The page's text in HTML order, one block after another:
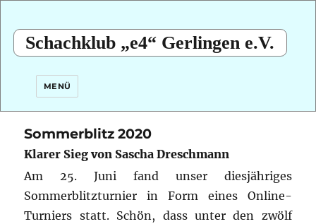
Schachklub „e4“ Gerlingen e.V.
MENÜ
Sommerblitz 2020
Klarer Sieg von Sascha Dreschmann
Am 25. Juni fand unser diesjähriges
Sommerblitzturnier in Form eines Online-
Turniers statt. Schön, dass unter den zwölf